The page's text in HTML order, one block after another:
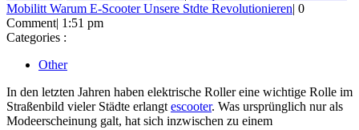
Mobilitt Warum E-Scooter Unsere Stdte Revolutionieren| 0
Comment| 1:51 pm
Categories :
Other
In den letzten Jahren haben elektrische Roller eine wichtige Rolle im
Straßenbild vieler Städte erlangt escooter. Was ursprünglich nur als
Modeerscheinung galt, hat sich inzwischen zu einem